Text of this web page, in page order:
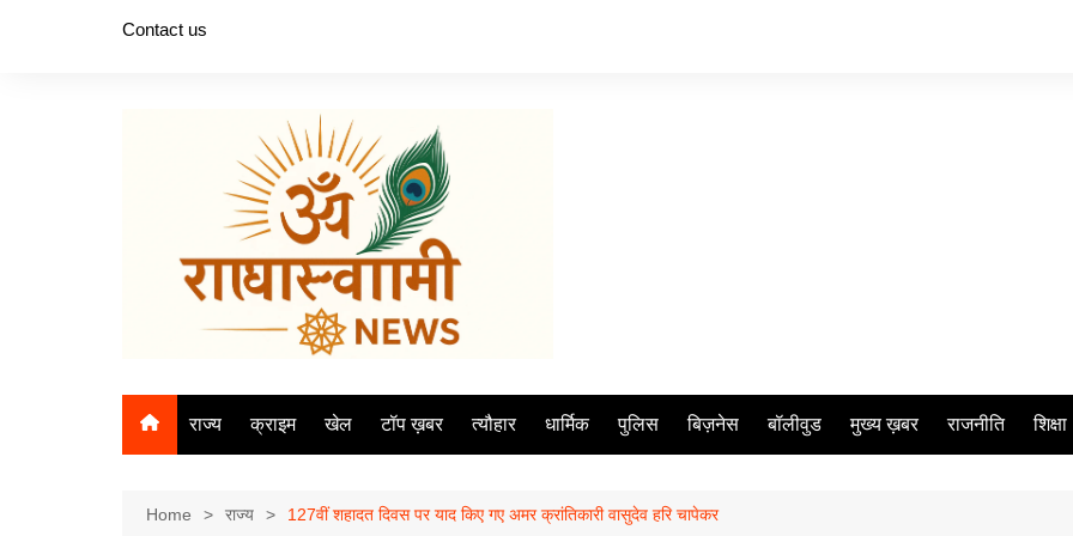
Contact us
राज्य क्राइम खेल टॉप ख़बर त्यौहार धार्मिक पुलिस बिज़नेस बॉलीवुड मुख्य ख़बर राजनीति शिक्षा
Home राज्य 127वीं शहादत दिवस पर याद किए गए अमर क्रांतिकारी वासुदेव हरि चापेकर